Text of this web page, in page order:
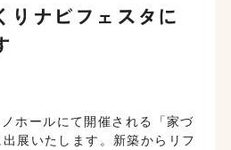
りナビフェスタに
ールにて開催される「家づ
展いたします。新築からリフ